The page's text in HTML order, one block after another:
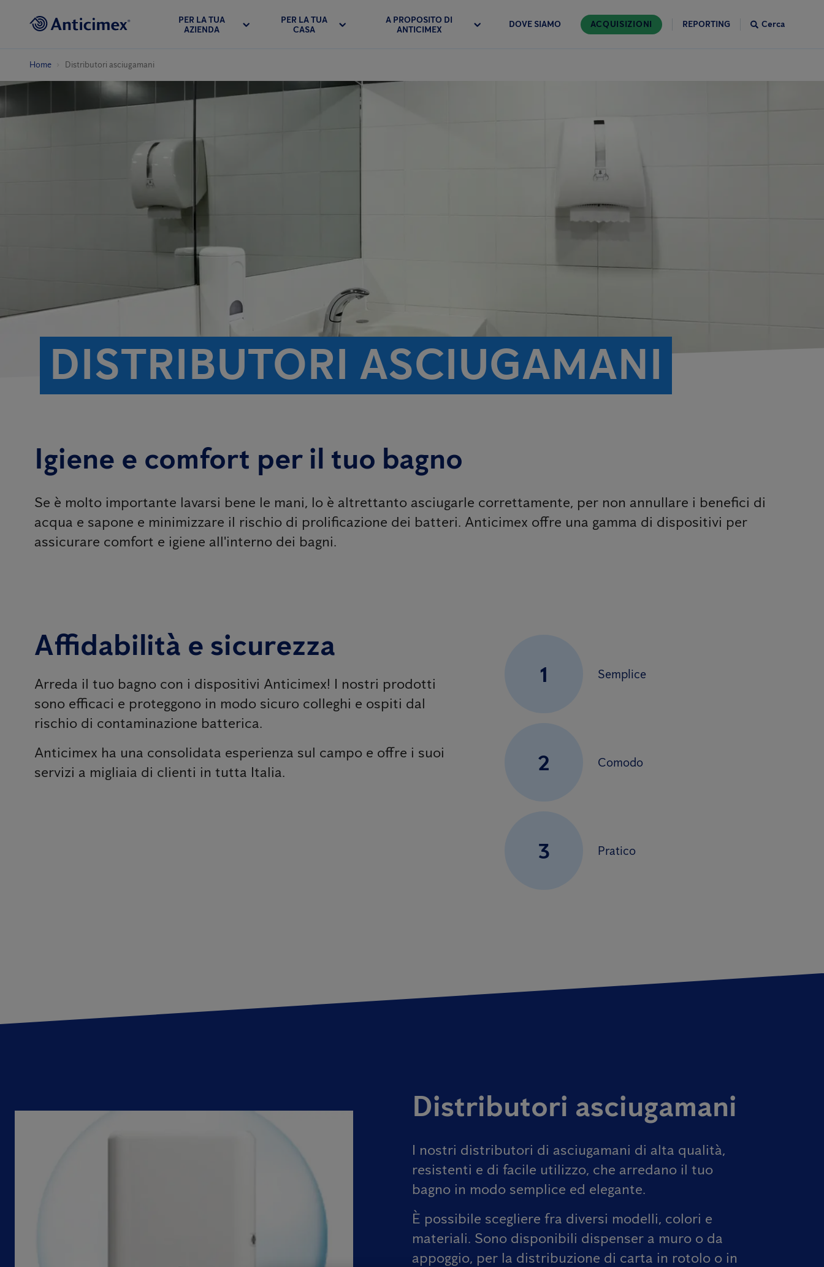
PER LA TUA
AZIENDA
PER LA TUA
CASA
A PROPOSITO DI
ANTICIMEX
DOVE SIAMO ACQUISIZIONI REPORTING Cerca
Home Distributori asciugamani
DISTRIBUTORI ASCIUGAMANI
Igiene e comfort per il tuo bagno
Se è molto importante lavarsi bene le mani, lo è altrettanto asciugarle correttamente, per non annullare i benefici di
acqua e sapone e minimizzare il rischio di prolificazione dei batteri. Anticimex offre una gamma di dispositivi per
assicurare comfort e igiene all'interno dei bagni.
Affidabilità e sicurezza
Arreda il tuo bagno con i dispositivi Anticimex! I nostri prodotti
sono efficaci e proteggono in modo sicuro colleghi e ospiti dal
rischio di contaminazione batterica.
Anticimex ha una consolidata esperienza sul campo e offre i suoi
servizi a migliaia di clienti in tutta Italia.
1 Semplice
2 Comodo
3 Pratico
Distributori asciugamani
I nostri distributori di asciugamani di alta qualità,
resistenti e di facile utilizzo, che arredano il tuo
bagno in modo semplice ed elegante.
È possibile scegliere fra diversi modelli, colori e
materiali. Sono disponibili dispenser a muro o da
appoggio, per la distribuzione di carta in rotolo o in